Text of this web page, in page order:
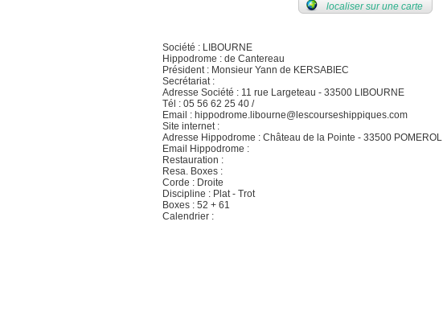
localiser sur une carte
Société : LIBOURNE
Hippodrome : de Cantereau
Président : Monsieur Yann de KERSABIEC
Secrétariat :
Adresse Société : 11 rue Largeteau - 33500 LIBOURNE
Tél : 05 56 62 25 40 /
Email : hippodrome.libourne@lescourseshippiques.com
Site internet :
Adresse Hippodrome : Château de la Pointe - 33500 POMEROL
Email Hippodrome :
Restauration :
Resa. Boxes :
Corde : Droite
Discipline : Plat - Trot
Boxes : 52 + 61
Calendrier :